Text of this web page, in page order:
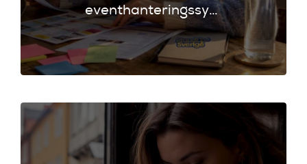
eventhanteringssystem
för standup-
arrangörer. Få
insikter om
evenemangskalender
och biljettlänkar!